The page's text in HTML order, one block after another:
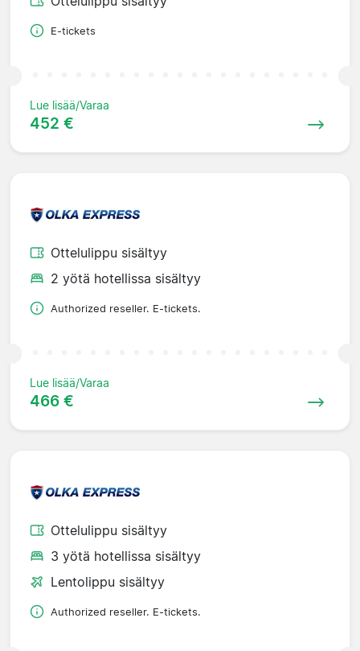
E-tickets
Lue lisää/Varaa
452 €
Ottelulippu sisältyy
2 yötä hotellissa sisältyy
Authorized reseller. E-tickets.
Lue lisää/Varaa
466 €
Ottelulippu sisältyy
3 yötä hotellissa sisältyy
Lentolippu sisältyy
Authorized reseller. E-tickets.